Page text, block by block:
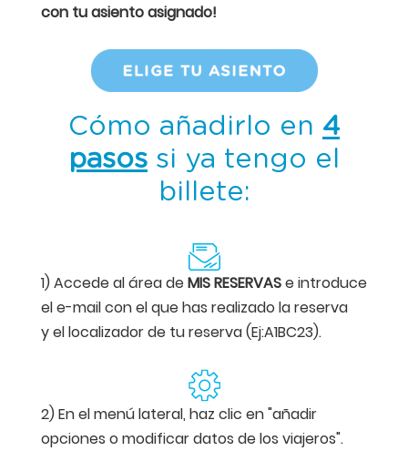
con tu asiento asignado!
Cómo añadirlo en 4
pasos si ya tengo el
billete:
1) Accede al área deMIS RESERVASe introduce
el e-mail con el que has realizado la reserva
y el localizador de tu reserva (Ej:A1BC23).
2) En el menú lateral, haz clic en "añadir
opciones o modificar datos de los viajeros".